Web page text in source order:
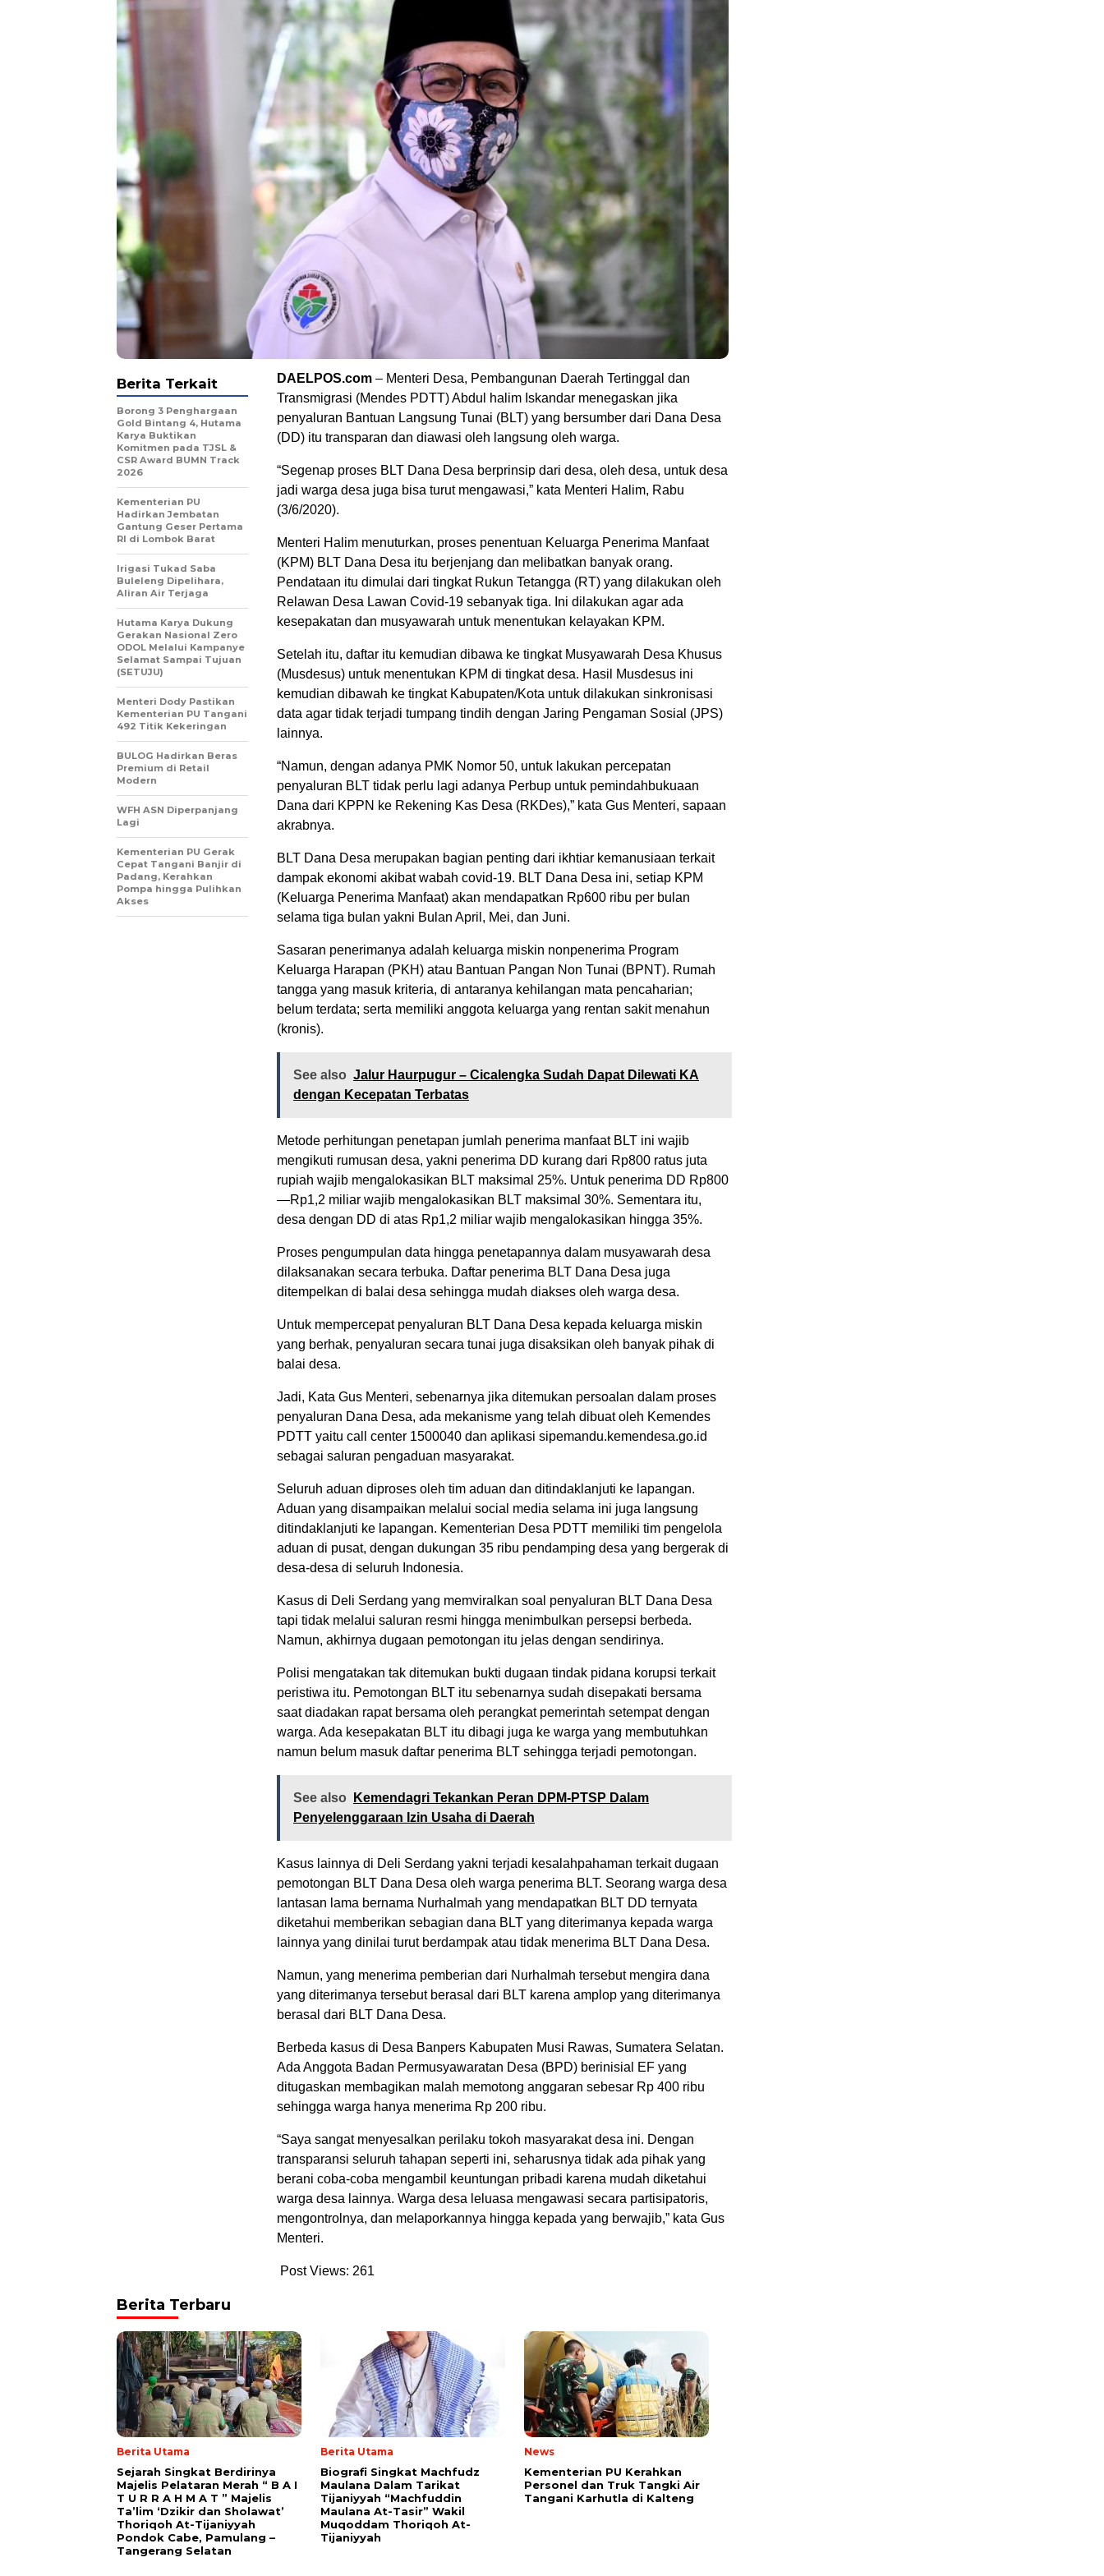
DAELPOS.com – Menteri Desa, Pembangunan Daerah Tertinggal dan
Transmigrasi (Mendes PDTT) Abdul halim Iskandar menegaskan jika
penyaluran Bantuan Langsung Tunai (BLT) yang bersumber dari Dana Desa
(DD) itu transparan dan diawasi oleh langsung oleh warga.
“Segenap proses BLT Dana Desa berprinsip dari desa, oleh desa, untuk desa
jadi warga desa juga bisa turut mengawasi,” kata Menteri Halim, Rabu
(3/6/2020).
Menteri Halim menuturkan, proses penentuan Keluarga Penerima Manfaat
(KPM) BLT Dana Desa itu berjenjang dan melibatkan banyak orang.
Pendataan itu dimulai dari tingkat Rukun Tetangga (RT) yang dilakukan oleh
Relawan Desa Lawan Covid-19 sebanyak tiga. Ini dilakukan agar ada
kesepakatan dan musyawarah untuk menentukan kelayakan KPM.
Setelah itu, daftar itu kemudian dibawa ke tingkat Musyawarah Desa Khusus
(Musdesus) untuk menentukan KPM di tingkat desa. Hasil Musdesus ini
kemudian dibawah ke tingkat Kabupaten/Kota untuk dilakukan sinkronisasi
data agar tidak terjadi tumpang tindih dengan Jaring Pengaman Sosial (JPS)
lainnya.
“Namun, dengan adanya PMK Nomor 50, untuk lakukan percepatan
penyaluran BLT tidak perlu lagi adanya Perbup untuk pemindahbukuaan
Dana dari KPPN ke Rekening Kas Desa (RKDes),” kata Gus Menteri, sapaan
akrabnya.
BLT Dana Desa merupakan bagian penting dari ikhtiar kemanusiaan terkait
dampak ekonomi akibat wabah covid-19. BLT Dana Desa ini, setiap KPM
(Keluarga Penerima Manfaat) akan mendapatkan Rp600 ribu per bulan
selama tiga bulan yakni Bulan April, Mei, dan Juni.
Sasaran penerimanya adalah keluarga miskin nonpenerima Program
Keluarga Harapan (PKH) atau Bantuan Pangan Non Tunai (BPNT). Rumah
tangga yang masuk kriteria, di antaranya kehilangan mata pencaharian;
belum terdata; serta memiliki anggota keluarga yang rentan sakit menahun
(kronis).
See also Jalur Haurpugur – Cicalengka Sudah Dapat Dilewati KA
dengan Kecepatan Terbatas
Metode perhitungan penetapan jumlah penerima manfaat BLT ini wajib
mengikuti rumusan desa, yakni penerima DD kurang dari Rp800 ratus juta
rupiah wajib mengalokasikan BLT maksimal 25%. Untuk penerima DD Rp800
—Rp1,2 miliar wajib mengalokasikan BLT maksimal 30%. Sementara itu,
desa dengan DD di atas Rp1,2 miliar wajib mengalokasikan hingga 35%.
Proses pengumpulan data hingga penetapannya dalam musyawarah desa
dilaksanakan secara terbuka. Daftar penerima BLT Dana Desa juga
ditempelkan di balai desa sehingga mudah diakses oleh warga desa.
Untuk mempercepat penyaluran BLT Dana Desa kepada keluarga miskin
yang berhak, penyaluran secara tunai juga disaksikan oleh banyak pihak di
balai desa.
Jadi, Kata Gus Menteri, sebenarnya jika ditemukan persoalan dalam proses
penyaluran Dana Desa, ada mekanisme yang telah dibuat oleh Kemendes
PDTT yaitu call center 1500040 dan aplikasi sipemandu.kemendesa.go.id
sebagai saluran pengaduan masyarakat.
Seluruh aduan diproses oleh tim aduan dan ditindaklanjuti ke lapangan.
Aduan yang disampaikan melalui social media selama ini juga langsung
ditindaklanjuti ke lapangan. Kementerian Desa PDTT memiliki tim pengelola
aduan di pusat, dengan dukungan 35 ribu pendamping desa yang bergerak di
desa-desa di seluruh Indonesia.
Kasus di Deli Serdang yang memviralkan soal penyaluran BLT Dana Desa
tapi tidak melalui saluran resmi hingga menimbulkan persepsi berbeda.
Namun, akhirnya dugaan pemotongan itu jelas dengan sendirinya.
Polisi mengatakan tak ditemukan bukti dugaan tindak pidana korupsi terkait
peristiwa itu. Pemotongan BLT itu sebenarnya sudah disepakati bersama
saat diadakan rapat bersama oleh perangkat pemerintah setempat dengan
warga. Ada kesepakatan BLT itu dibagi juga ke warga yang membutuhkan
namun belum masuk daftar penerima BLT sehingga terjadi pemotongan.
See also
Kemendagri Tekankan Peran DPM-PTSP Dalam
Penyelenggaraan Izin Usaha di Daerah
Kasus lainnya di Deli Serdang yakni terjadi kesalahpahaman terkait dugaan
pemotongan BLT Dana Desa oleh warga penerima BLT. Seorang warga desa
lantasan lama bernama Nurhalmah yang mendapatkan BLT DD ternyata
diketahui memberikan sebagian dana BLT yang diterimanya kepada warga
lainnya yang dinilai turut berdampak atau tidak menerima BLT Dana Desa.
Namun, yang menerima pemberian dari Nurhalmah tersebut mengira dana
yang diterimanya tersebut berasal dari BLT karena amplop yang diterimanya
berasal dari BLT Dana Desa.
Berbeda kasus di Desa Banpers Kabupaten Musi Rawas, Sumatera Selatan.
Ada Anggota Badan Permusyawaratan Desa (BPD) berinisial EF yang
ditugaskan membagikan malah memotong anggaran sebesar Rp 400 ribu
sehingga warga hanya menerima Rp 200 ribu.
“Saya sangat menyesalkan perilaku tokoh masyarakat desa ini. Dengan
transparansi seluruh tahapan seperti ini, seharusnya tidak ada pihak yang
berani coba-coba mengambil keuntungan pribadi karena mudah diketahui
warga desa lainnya. Warga desa leluasa mengawasi secara partisipatoris,
mengontrolnya, dan melaporkannya hingga kepada yang berwajib,” kata Gus
Menteri.
Post Views: 261
Berita Terkait
Borong 3 Penghargaan
Gold Bintang 4, Hutama
Karya Buktikan
Komitmen pada TJSL &
CSR Award BUMN Track
2026
Kementerian PU
Hadirkan Jembatan
Gantung Geser Pertama
RI di Lombok Barat
Irigasi Tukad Saba
Buleleng Dipelihara,
Aliran Air Terjaga
Hutama Karya Dukung
Gerakan Nasional Zero
ODOL Melalui Kampanye
Selamat Sampai Tujuan
(SETUJU)
Menteri Dody Pastikan
Kementerian PU Tangani
492 Titik Kekeringan
BULOG Hadirkan Beras
Premium di Retail
Modern
WFH ASN Diperpanjang
Lagi
Kementerian PU Gerak
Cepat Tangani Banjir di
Padang, Kerahkan
Pompa hingga Pulihkan
Akses
Berita Terbaru
Berita Utama
Sejarah Singkat Berdirinya
Majelis Pelataran Merah “ B A I
T U R R A H M A T ” Majelis
Ta’lim ‘Dzikir dan Sholawat’
Thoriqoh At-Tijaniyyah
Pondok Cabe, Pamulang –
Tangerang Selatan
Berita Utama
Biografi Singkat Machfudz
Maulana Dalam Tarikat
Tijaniyyah “Machfuddin
Maulana At-Tasir” Wakil
Muqoddam Thoriqoh At-
Tijaniyyah
News
Kementerian PU Kerahkan
Personel dan Truk Tangki Air
Tangani Karhutla di Kalteng